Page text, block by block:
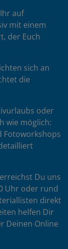
auf
mit einem
der Euch
sich an
die
oder
wie möglich:
Fotoworkshops
Du uns
Uhr oder rund
direkt
helfen Dir
Deinen Online